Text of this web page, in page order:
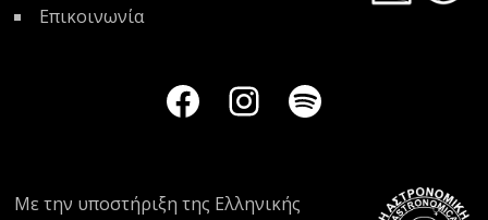
Επικοινωνία
Με την υποστήριξη της Ελληνικής